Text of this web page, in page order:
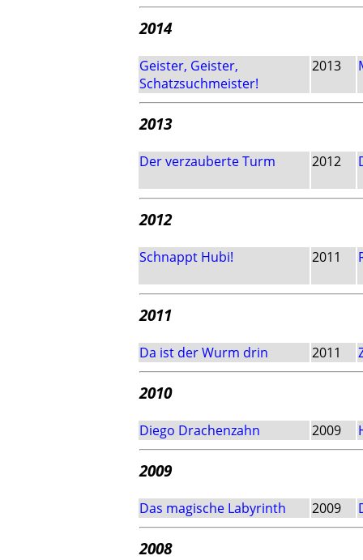
2014
Geister, Geister,
Schatzsuchmeister!
2013
2013
Der verzauberte Turm 2012
2012
Schnappt Hubi! 2011
2011
Da ist der Wurm drin 2011
2010
Diego Drachenzahn 2009
2009
Das magische Labyrinth 2009
2008